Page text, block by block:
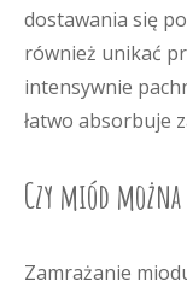
dostawania się
również unikać
intensywnie
łatwo absorbuje
Czy miód
Zamrażanie